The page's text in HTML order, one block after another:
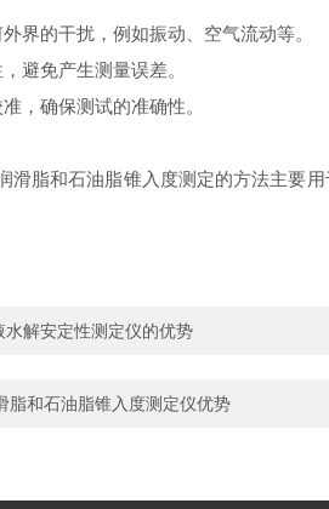
界的干扰，例如振动、空气流动等。
避免产生测量误差。
，确保测试的准确性。
滑脂和石油脂锥入度测定的方法主要
水解安定性测定仪的优势
脂和石油脂锥入度测定仪优势